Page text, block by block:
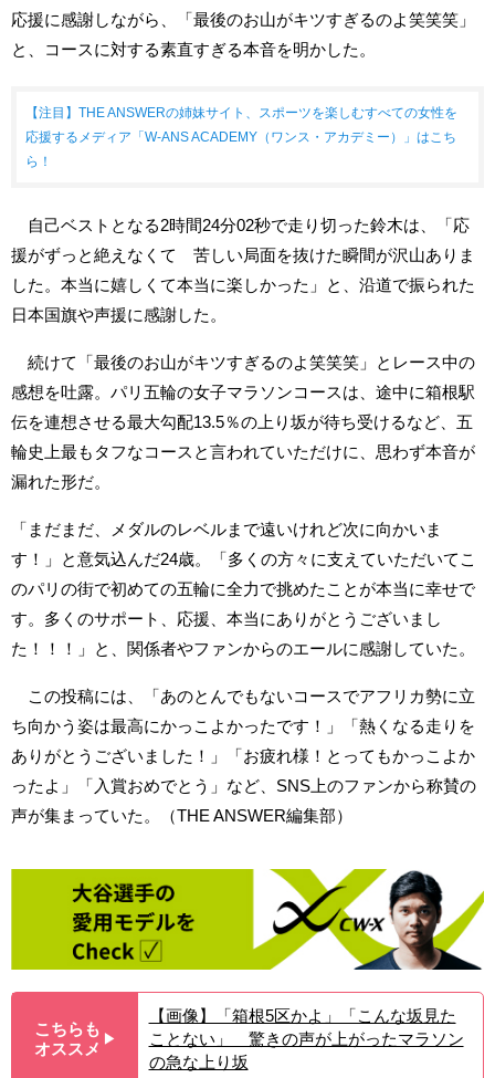
応援に感謝しながら、「最後のお山がキツすぎるのよ笑笑笑」
と、コースに対する素直すぎる本音を明かした。
【注目】THE ANSWERの姉妹サイト、スポーツを楽しむすべての女性を
応援するメディア「W-ANS ACADEMY（ワンス・アカデミー）」はこち
ら！
自己ベストとなる2時間24分02秒で走り切った鈴木は、「応
援がずっと絶えなくて 苦しい局面を抜けた瞬間が沢山ありま
した。本当に嬉しくて本当に楽しかった」と、沿道で振られた
日本国旗や声援に感謝した。
続けて「最後のお山がキツすぎるのよ笑笑笑」とレース中の
感想を吐露。パリ五輪の女子マラソンコースは、途中に箱根駅
伝を連想させる最大勾配13.5％の上り坂が待ち受けるなど、五
輪史上最もタフなコースと言われていただけに、思わず本音が
漏れた形だ。
「まだまだ、メダルのレベルまで遠いけれど次に向かいま
す！」と意気込んだ24歳。「多くの方々に支えていただいてこ
のパリの街で初めての五輪に全力で挑めたことが本当に幸せで
す。多くのサポート、応援、本当にありがとうございまし
た！！！」と、関係者やファンからのエールに感謝していた。
この投稿には、「あのとんでもないコースでアフリカ勢に立
ち向かう姿は最高にかっこよかったです！」「熱くなる走りを
ありがとうございました！」「お疲れ様！とってもかっこよか
ったよ」「入賞おめでとう」など、SNS上のファンから称賛の
声が集まっていた。（THE ANSWER編集部）
こちらも
オススメ ▶︎
【画像】「箱根5区かよ」「こんな坂見た
ことない」 驚きの声が上がったマラソン
の急な上り坂